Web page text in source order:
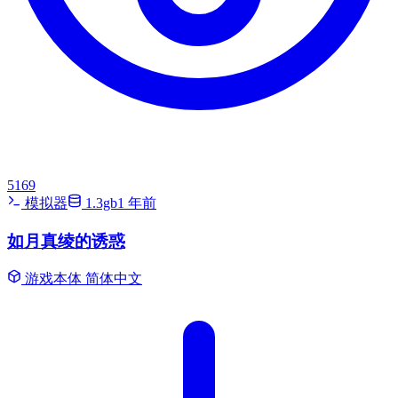
5169
模拟器
1.3gb1 年前
如月真绫的诱惑
游戏本体 简体中文